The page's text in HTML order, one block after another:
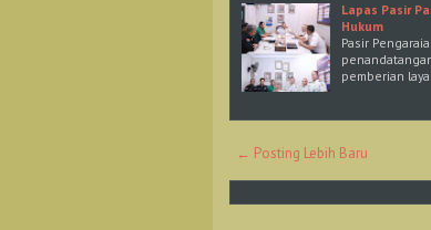
Lapas Pasir
Hukum
Pasir
pemberian
← Posting Lebih Baru